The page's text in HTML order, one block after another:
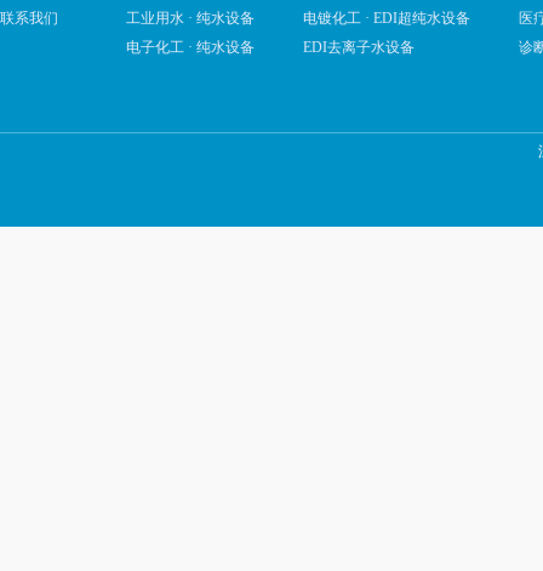
联系我们
工业用水 · 纯水设备
电子化工 · 纯水设备
电镀化工 · EDI超纯水设备
EDI去离子水设备
医
诊